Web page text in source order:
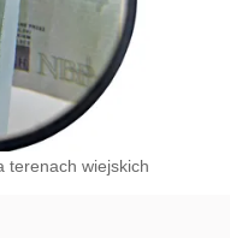
terenach wiejskich